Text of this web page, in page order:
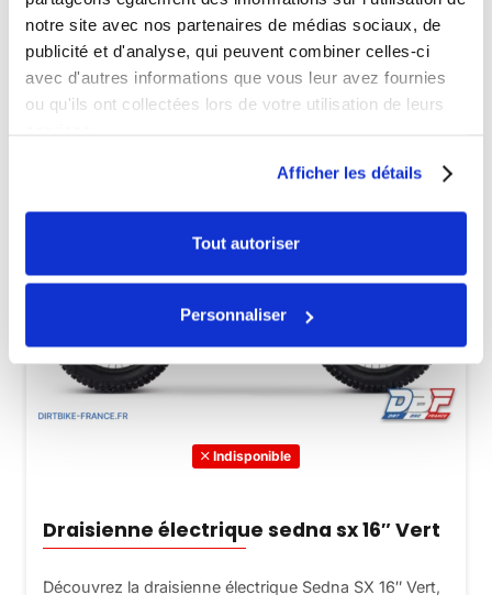
notre site avec nos partenaires de médias sociaux, de
publicité et d'analyse, qui peuvent combiner celles-ci
avec d'autres informations que vous leur avez fournies
ou qu'ils ont collectées lors de votre utilisation de leurs
Afficher les détails
Tout autoriser
Personnaliser
Indisponible
Draisienne électrique sedna sx 16″ Vert
Découvrez la draisienne électrique Sedna SX 16″ Vert,